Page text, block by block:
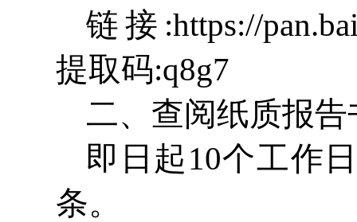
链接:https://
提取码:q8g7
二、查阅纸质报
即日起10个工作
条。